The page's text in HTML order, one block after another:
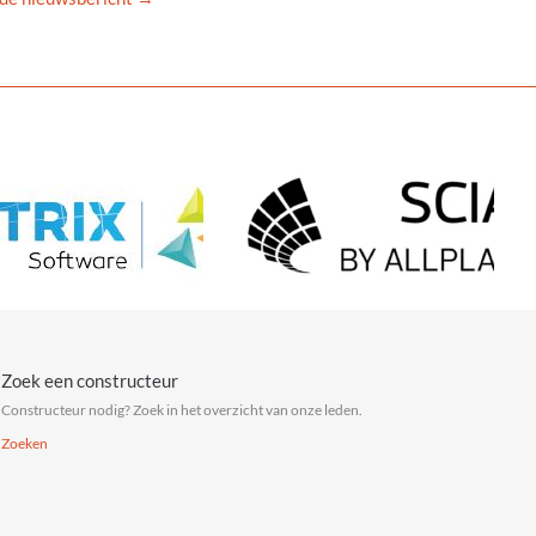
Zoek een constructeur
Constructeur nodig? Zoek in het overzicht van onze leden.
Zoeken